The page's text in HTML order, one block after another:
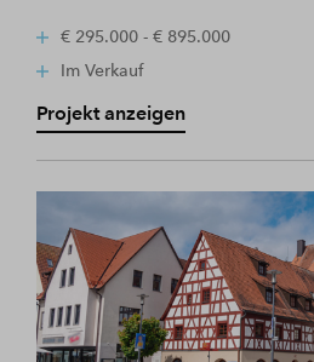
€ 295.000 - € 895.000
Im Verkauf
Projekt anzeigen